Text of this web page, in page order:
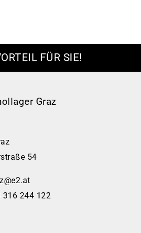
FÜR SIE!
Graz
54
316 244 122